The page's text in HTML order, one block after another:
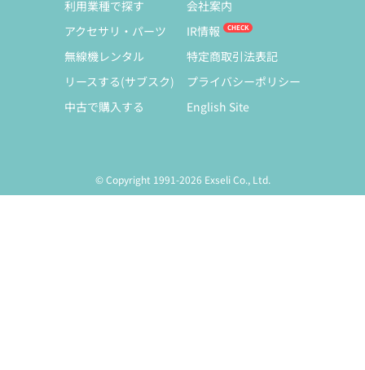
利用業種で探す
アクセサリ・パーツ
無線機レンタル
リースする(サブスク)
中古で購入する
会社案内
IR情報
特定商取引法表記
プライバシーポリシー
English Site
© Copyright 1991-2026 Exseli Co., Ltd.